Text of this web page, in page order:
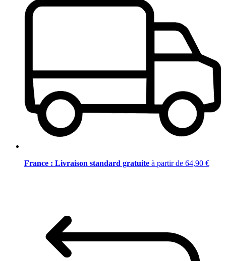
France : Livraison standard gratuite à partir de 64,90 €